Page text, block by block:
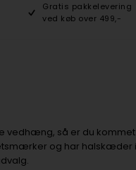
Gratis pakkelevering
ved køb over 499,-
så er du kommet
og har halskæder i